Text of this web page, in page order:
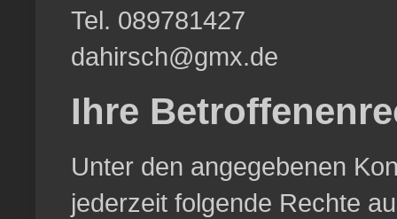
Tel. 089781427
dahirsch@gmx.de
Ihre
Unter den angegebenen
jederzeit folgende Rechte